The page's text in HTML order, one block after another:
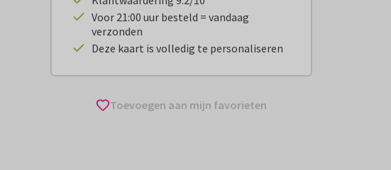
Voor 21:00 uur besteld = vandaag
verzonden
Deze kaart is volledig te personaliseren
Toevoegen aan mijn favorieten